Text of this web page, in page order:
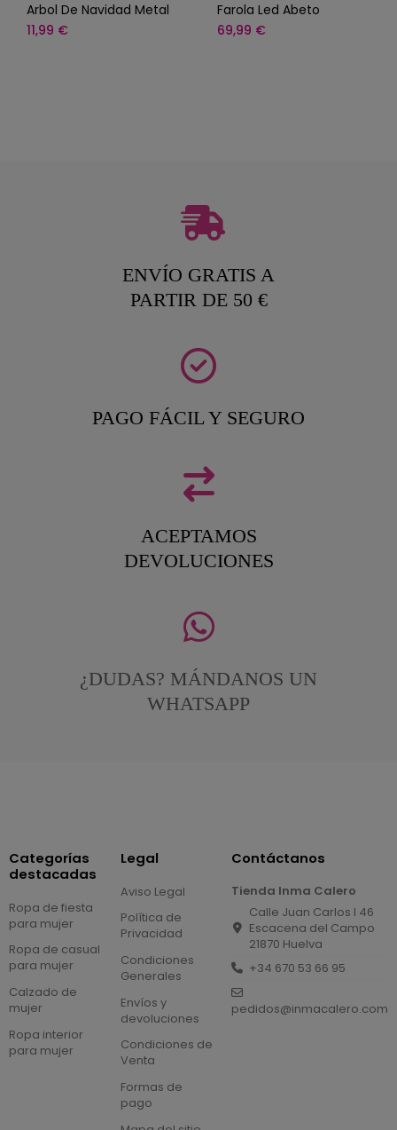
Arbol De Navidad Metal
11,99 €
Farola Led Abeto
69,99 €
ENVÍO GRATIS A
PARTIR DE 50 €
PAGO FÁCIL Y SEGURO
ACEPTAMOS
DEVOLUCIONES
¿DUDAS? MÁNDANOS UN
WHATSAPP
Categorías
destacadas
Ropa de fiesta
para mujer
Ropa de casual
para mujer
Calzado de
mujer
Ropa interior
para mujer
Legal
Aviso Legal
Política de
Privacidad
Condiciones
Generales
Envíos y
devoluciones
Condiciones de
Venta
Formas de
pago
Contáctanos
Tienda Inma Calero
Calle Juan Carlos I 46
Escacena del Campo
21870 Huelva
+34 670 53 66 95
pedidos@inmacalero.com